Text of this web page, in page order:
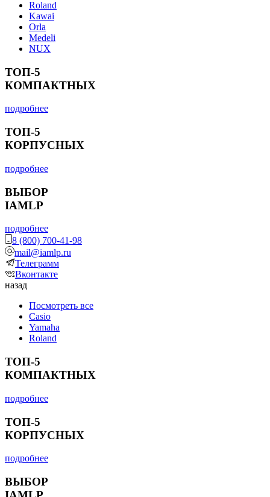
Roland
Kawai
Orla
Medeli
NUX
ТОП-5
КОМПАКТНЫХ
подробнее
ТОП-5
КОРПУСНЫХ
подробнее
ВЫБОР
IAMLP
подробнее
8 (800) 700-41-98
mail@iamlp.ru
Телеграмм
Вконтакте
назад
Посмотреть все
Casio
Yamaha
Roland
ТОП-5
КОМПАКТНЫХ
подробнее
ТОП-5
КОРПУСНЫХ
подробнее
ВЫБОР